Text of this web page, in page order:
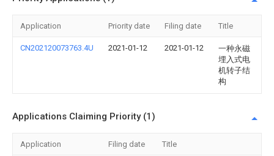
Application Priority date Filing date Title
CN202120073763.4U 2021-01-12 2021-01-12
一种永磁
埋入式电
机转子结
构
Applications Claiming Priority (1)
Application Filing date Title